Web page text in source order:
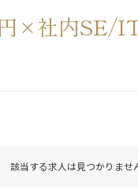
×社内SE/
該当する求人は見つかりませ